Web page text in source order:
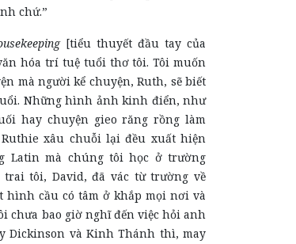
chứ.”
[tiểu thuyết đầu tay của
hóa trí tuệ tuổi thơ tôi. Tôi muốn
mà người kể chuyện, Ruth, sẽ biết
Những hình ảnh kinh điển, như
hay chuyện gieo răng rồng làm
xâu chuỗi lại đều xuất hiện
Latin mà chúng tôi học ở trường
trai tôi, David, đã vác từ trường về
hình cầu có tâm ở khắp mọi nơi và
chưa bao giờ nghĩ đến việc hỏi anh
Dickinson và Kinh Thánh thì, may